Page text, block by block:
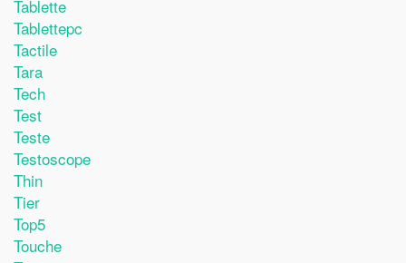
Tablette
Tablettepc
Tactile
Tara
Tech
Test
Teste
Testoscope
Thin
Tier
Top5
Touche